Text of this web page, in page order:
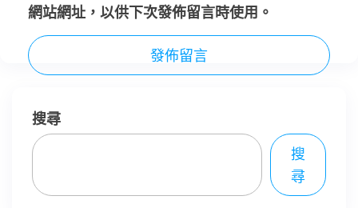
網站網址，以供下次發佈留言時使用。
搜尋
搜
尋